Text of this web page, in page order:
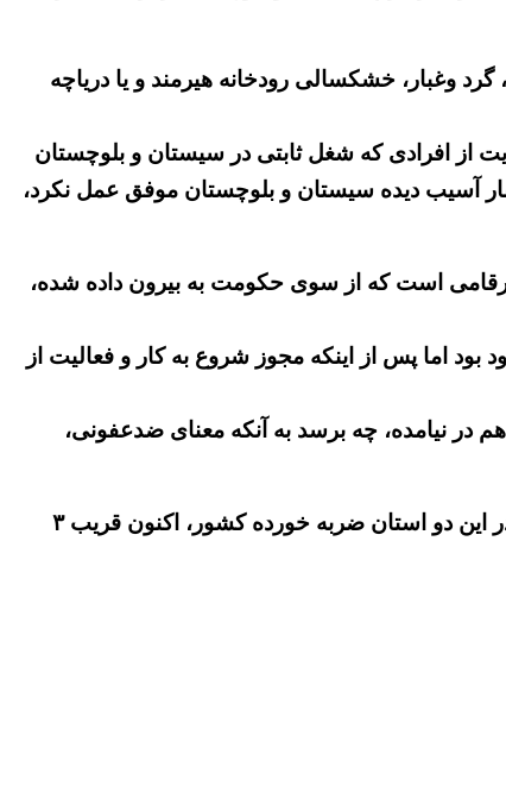
وغبار، خشکسالی رودخانه هیرمند و یا دریاچه
از افرادی که شغل ثابتی در سیستان و بلوچستان
آسیب دیده سیستان و بلوچستان موفق عمل نکرد،
ارقامی است که از سوی حکومت به بیرون داده شده،
بود اما پس از اینکه مجوز شروع به کار و فعالیت از
در نیامده، چه برسد به آنکه معنای ضدعفونی،
بدین سان مشخص می شود که در نبود امکانات ارتباطی، پزشکی، درمانی و دارویی و همچنین وجود فقر بسیار گسترده در این دو استان ضربه خورده کشور، اکنون قریب ۳